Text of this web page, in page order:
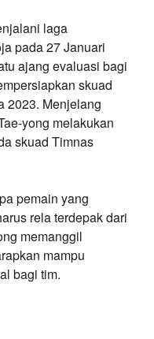
laga
pada 27 Januari
ajang evaluasi bagi
skuad
2023. Menjelang
yong melakukan
skuad Timnas
pemain yang
rela terdepak dari
memanggil
mampu
bagi tim.